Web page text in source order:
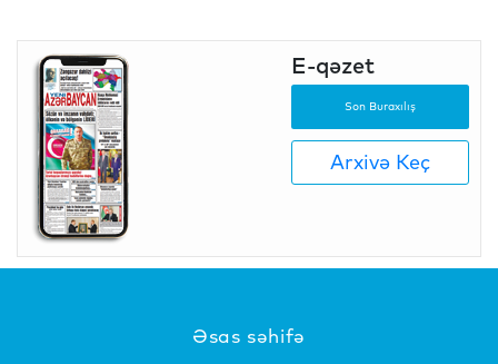
E-qəzet
Son Buraxılış
Arxivə Keç
Əsas səhifə